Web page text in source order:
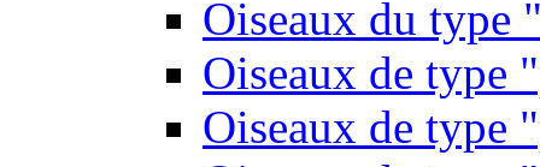
Oiseaux du type
Oiseaux de type
Oiseaux de type